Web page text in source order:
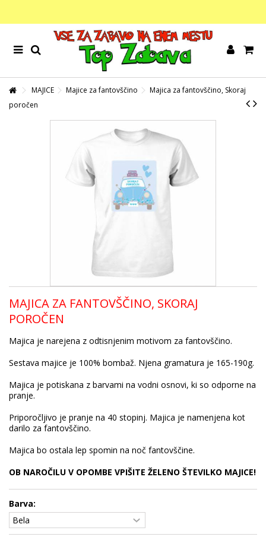
MAJICE Majice za fantovščino
Majica za fantovščino, Skoraj
poročen
MAJICA ZA FANTOVŠČINO, SKORAJ
POROČEN
Majica je narejena z odtisnjenim motivom za fantovščino.
Sestava majice je 100% bombaž. Njena gramatura je 165-190g.
Majica je potiskana z barvami na vodni osnovi, ki so odporne na
pranje.
Priporočljivo je pranje na 40 stopinj. Majica je namenjena kot
darilo za fantovščino.
Majica bo ostala lep spomin na noč fantovščine.
OB NAROČILU V OPOMBE VPIŠITE ŽELENO ŠTEVILKO MAJICE!
Barva: